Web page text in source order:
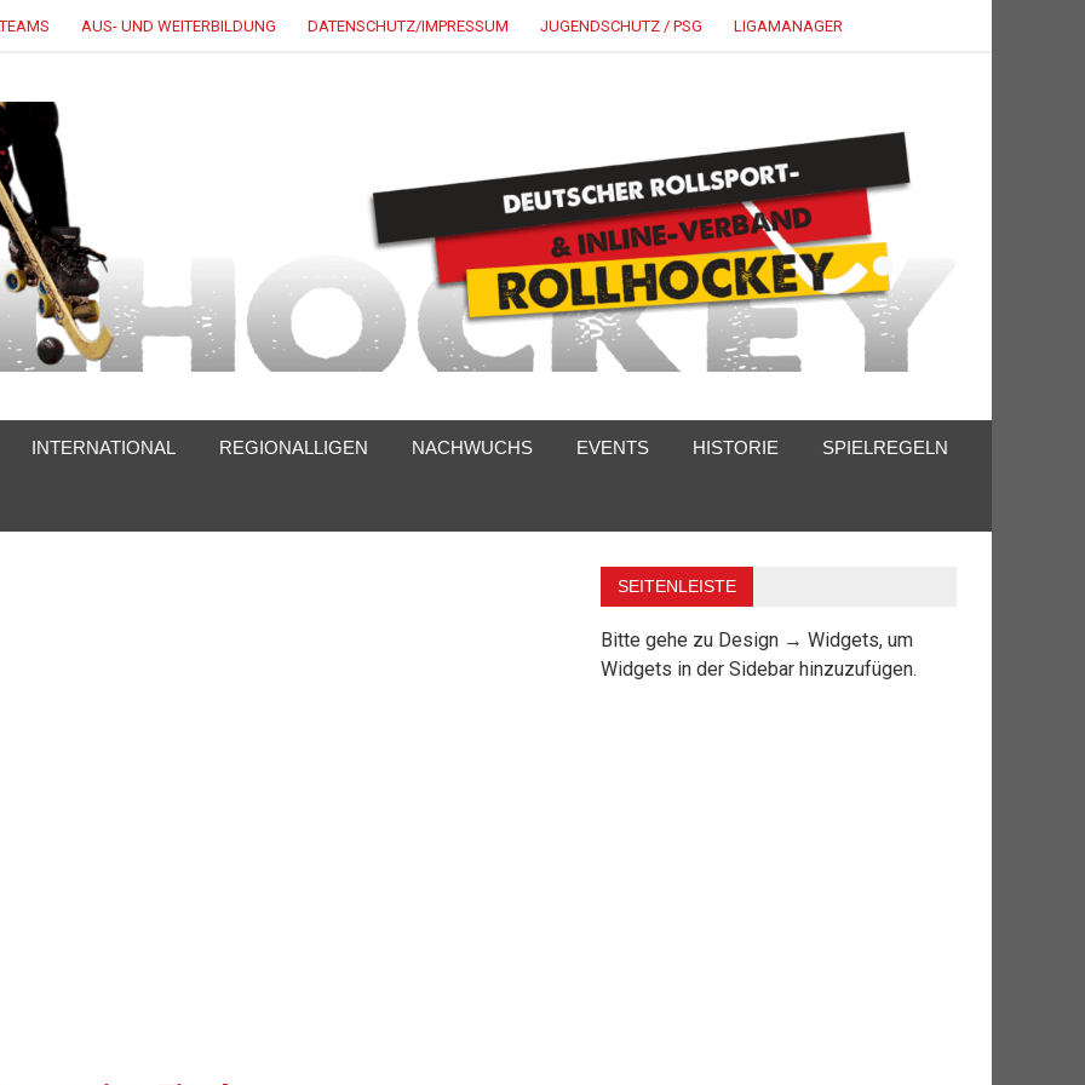
AUS- UND WEITERBILDUNG DATENSCHUTZ/IMPRESSUM JUGENDSCHUTZ / PSG LIGAMANAGER
INTERNATIONAL REGIONALLIGEN NACHWUCHS EVENTS HISTORIE SPIELREGELN
SEITENLEISTE
Bitte gehe zu Design → Widgets, um
Widgets in der Sidebar hinzuzufügen.